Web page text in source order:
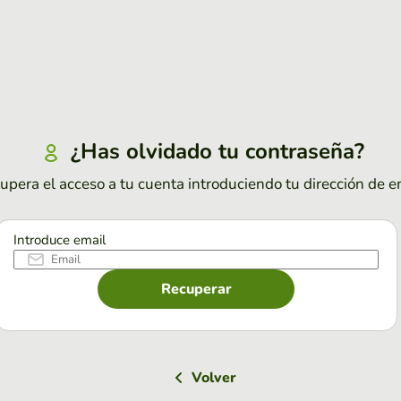
¿Has olvidado tu contraseña?
el acceso a tu cuenta introduciendo tu dirección de
Introduce email
Recuperar
Volver